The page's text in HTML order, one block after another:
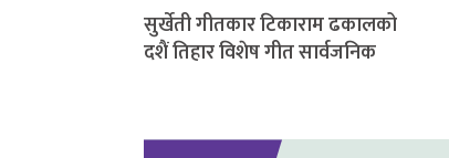
सुर्खेती गीतकार टिकाराम ढकालको
दशैं तिहार विशेष गीत सार्वजनिक